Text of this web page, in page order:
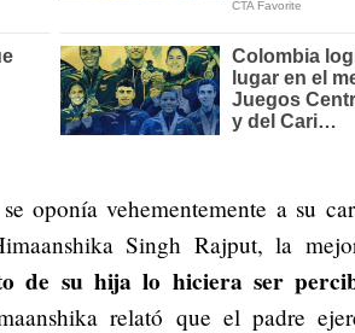
oponía vehementemente a su
Singh Rajput, la
de su hija lo hiciera ser
relató que el padre